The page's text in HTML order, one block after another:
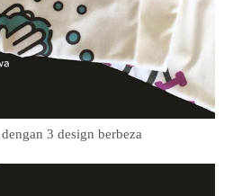
3 design berbeza